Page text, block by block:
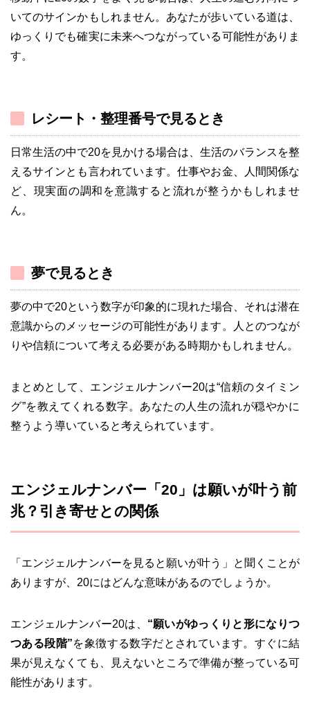
いてのサインかもしれません。あなたが歩いている道は、
ゆっくりでも確実に未来へつながっている可能性がありま
す。
レシート・整理番号で見るとき
日常生活の中で20を見かける場合は、生活のバランスを整
えるサインとも言われています。仕事やお金、人間関係な
ど、現実面の調和を意識すると流れが整うかもしれませ
ん。
夢で見るとき
夢の中で20という数字が印象的に現れた場合、それは潜在
意識からのメッセージの可能性があります。人とのつなが
りや信頼について考える必要がある時期かもしれません。
まとめとして、エンジェルナンバー20は“信頼のタイミン
グ”を教えてくれる数字。あなたの人生の流れが穏やかに
整うよう導いていると考えられています。
エンジェルナンバー「20」は願いが叶う前
兆？引き寄せとの関係
「エンジェルナンバーを見ると願いが叶う」と聞くことが
ありますが、20にはどんな意味があるのでしょうか。
エンジェルナンバー20は、 “願いがゆっくりと形になりつ
つある段階”を象徴する数字だとされています。すぐに結
果が見えなくても、見えないところで準備が整っている可
能性があります。